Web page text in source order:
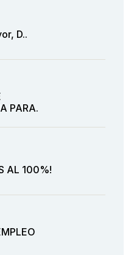
D..
PARA.
AL 100%!